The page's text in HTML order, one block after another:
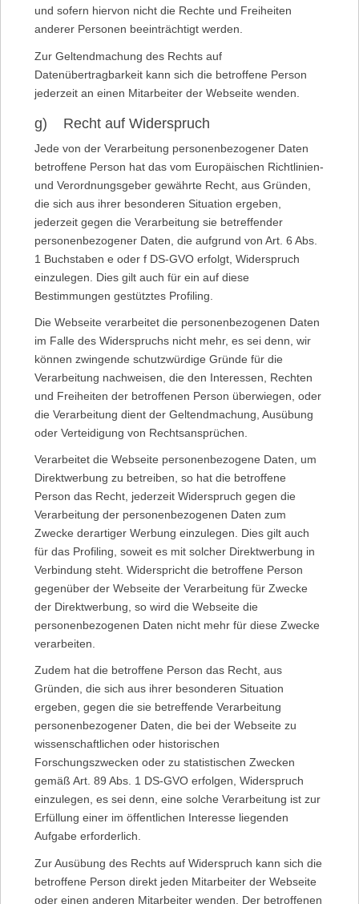
und sofern hiervon nicht die Rechte und Freiheiten
anderer Personen beeinträchtigt werden.
Zur Geltendmachung des Rechts auf
Datenübertragbarkeit kann sich die betroffene Person
jederzeit an einen Mitarbeiter der Webseite wenden.
g) Recht auf Widerspruch
Jede von der Verarbeitung personenbezogener Daten
betroffene Person hat das vom Europäischen Richtlinien-
und Verordnungsgeber gewährte Recht, aus Gründen,
die sich aus ihrer besonderen Situation ergeben,
jederzeit gegen die Verarbeitung sie betreffender
personenbezogener Daten, die aufgrund von Art. 6 Abs.
1 Buchstaben e oder f DS-GVO erfolgt, Widerspruch
einzulegen. Dies gilt auch für ein auf diese
Bestimmungen gestütztes Profiling.
Die Webseite verarbeitet die personenbezogenen Daten
im Falle des Widerspruchs nicht mehr, es sei denn, wir
können zwingende schutzwürdige Gründe für die
Verarbeitung nachweisen, die den Interessen, Rechten
und Freiheiten der betroffenen Person überwiegen, oder
die Verarbeitung dient der Geltendmachung, Ausübung
oder Verteidigung von Rechtsansprüchen.
Verarbeitet die Webseite personenbezogene Daten, um
Direktwerbung zu betreiben, so hat die betroffene
Person das Recht, jederzeit Widerspruch gegen die
Verarbeitung der personenbezogenen Daten zum
Zwecke derartiger Werbung einzulegen. Dies gilt auch
für das Profiling, soweit es mit solcher Direktwerbung in
Verbindung steht. Widerspricht die betroffene Person
gegenüber der Webseite der Verarbeitung für Zwecke
der Direktwerbung, so wird die Webseite die
personenbezogenen Daten nicht mehr für diese Zwecke
verarbeiten.
Zudem hat die betroffene Person das Recht, aus
Gründen, die sich aus ihrer besonderen Situation
ergeben, gegen die sie betreffende Verarbeitung
personenbezogener Daten, die bei der Webseite zu
wissenschaftlichen oder historischen
Forschungszwecken oder zu statistischen Zwecken
gemäß Art. 89 Abs. 1 DS-GVO erfolgen, Widerspruch
einzulegen, es sei denn, eine solche Verarbeitung ist zur
Erfüllung einer im öffentlichen Interesse liegenden
Aufgabe erforderlich.
Zur Ausübung des Rechts auf Widerspruch kann sich die
betroffene Person direkt jeden Mitarbeiter der Webseite
oder einen anderen Mitarbeiter wenden. Der betroffenen